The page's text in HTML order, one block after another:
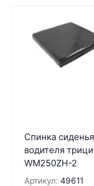
Спинка сиденья
водителя
WM250ZH-2
Артикул: 49611